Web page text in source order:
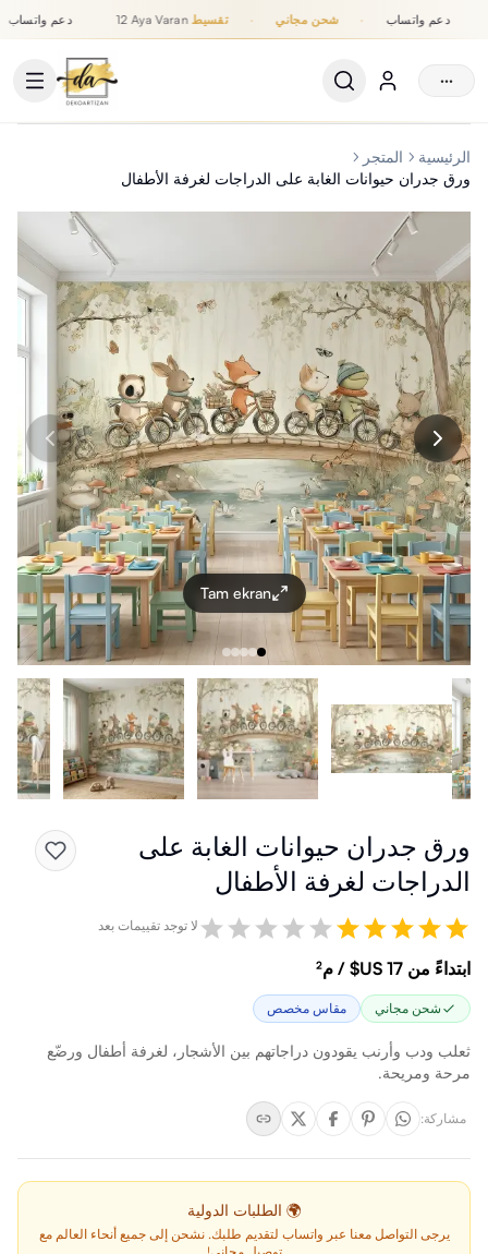
دعم واتساب 12 Aya Varan تقسيط شحن مجاني دعم واتساب
···
الرئيسية
المتجر
ورق جدران حيوانات الغابة على الدراجات لغرفة الأطفال
Tam ekran
ورق جدران حيوانات الغابة على
الدراجات لغرفة الأطفال
لا توجد تقييمات بعد
ابتداءً من ‏17 US$ / م²
شحن مجاني مقاس مخصص
ثعلب ودب وأرنب يقودون دراجاتهم بين الأشجار، لغرفة أطفال ورضّع
مرحة ومريحة.
مشاركة:
🌍 الطلبات الدولية
يرجى التواصل معنا عبر واتساب لتقديم طلبك. نشحن إلى جميع أنحاء العالم مع